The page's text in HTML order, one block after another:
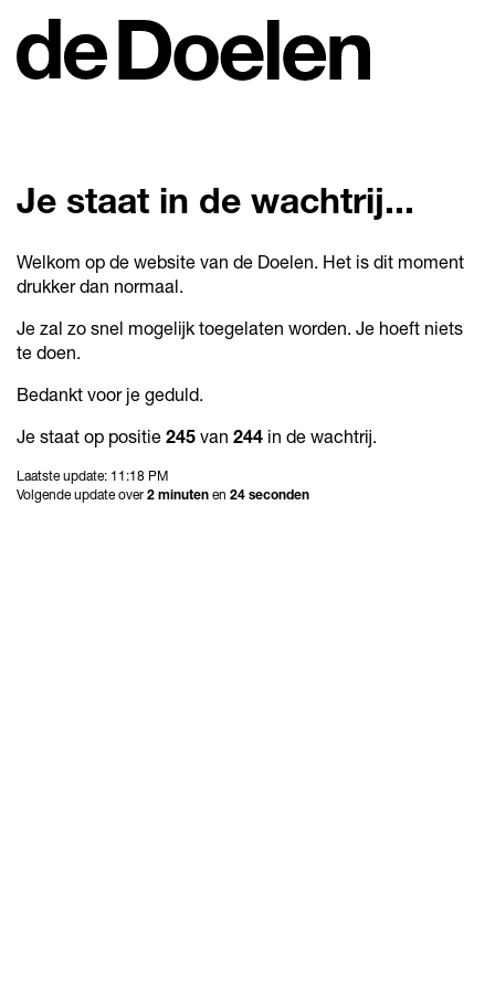
Je staat in de wachtrij...
Welkom op de website van de Doelen. Het is dit moment
drukker dan normaal.
Je zal zo snel mogelijk toegelaten worden. Je hoeft niets
te doen.
Bedankt voor je geduld.
Je staat op positie 245 van 244 in de wachtrij.
Laatste update: 11:18 PM
Volgende update over 2 minuten en 24 seconden